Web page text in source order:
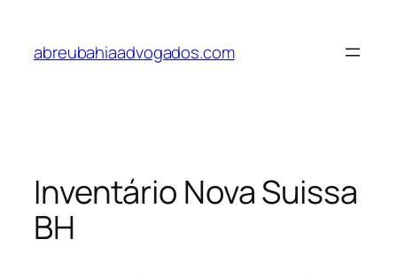
abreubahiaadvogados.com
Inventário Nova Suissa
BH